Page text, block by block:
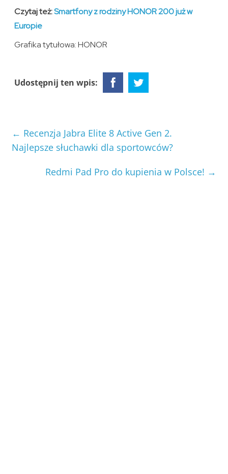
Czytaj też:Smartfony z rodziny HONOR 200 już w
Europie
Grafika tytułowa: HONOR
Udostępnij ten wpis:
← Recenzja Jabra Elite 8 Active Gen 2.
Najlepsze słuchawki dla sportowców?
Redmi Pad Pro do kupienia w Polsce! →